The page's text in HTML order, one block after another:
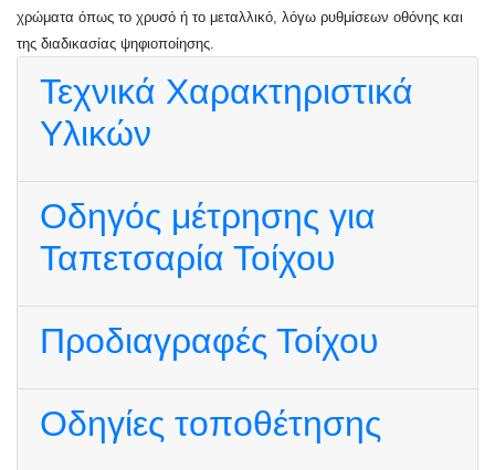
χρώματα όπως το χρυσό ή το μεταλλικό, λόγω ρυθμίσεων οθόνης και
της διαδικασίας ψηφιοποίησης.
Τεχνικά Χαρακτηριστικά
Υλικών
Οδηγός μέτρησης για
Ταπετσαρία Τοίχου
Προδιαγραφές Τοίχου
Οδηγίες τοποθέτησης